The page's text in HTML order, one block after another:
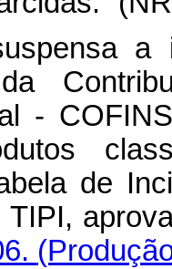
a
-
de
TIPI,